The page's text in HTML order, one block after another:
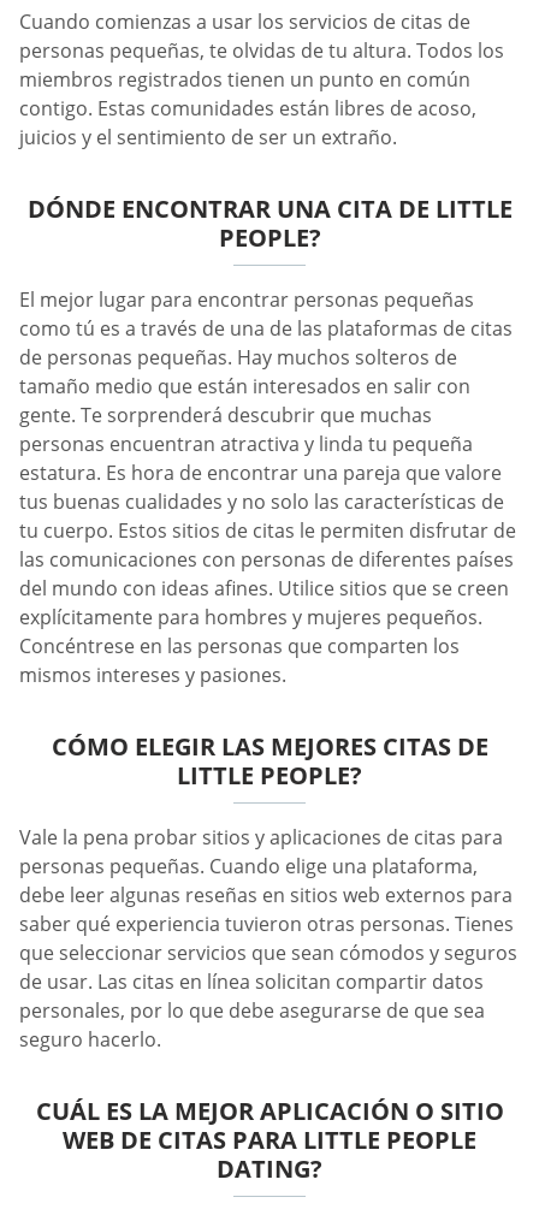
Cuando comienzas a usar los servicios de citas de
personas pequeñas, te olvidas de tu altura. Todos los
miembros registrados tienen un punto en común
contigo. Estas comunidades están libres de acoso,
juicios y el sentimiento de ser un extraño.
DÓNDE ENCONTRAR UNA CITA DE LITTLE
PEOPLE?
El mejor lugar para encontrar personas pequeñas
como tú es a través de una de las plataformas de citas
de personas pequeñas. Hay muchos solteros de
tamaño medio que están interesados en salir con
gente. Te sorprenderá descubrir que muchas
personas encuentran atractiva y linda tu pequeña
estatura. Es hora de encontrar una pareja que valore
tus buenas cualidades y no solo las características de
tu cuerpo. Estos sitios de citas le permiten disfrutar de
las comunicaciones con personas de diferentes países
del mundo con ideas afines. Utilice sitios que se creen
explícitamente para hombres y mujeres pequeños.
Concéntrese en las personas que comparten los
mismos intereses y pasiones.
CÓMO ELEGIR LAS MEJORES CITAS DE
LITTLE PEOPLE?
Vale la pena probar sitios y aplicaciones de citas para
personas pequeñas. Cuando elige una plataforma,
debe leer algunas reseñas en sitios web externos para
saber qué experiencia tuvieron otras personas. Tienes
que seleccionar servicios que sean cómodos y seguros
de usar. Las citas en línea solicitan compartir datos
personales, por lo que debe asegurarse de que sea
seguro hacerlo.
CUÁL ES LA MEJOR APLICACIÓN O SITIO
WEB DE CITAS PARA LITTLE PEOPLE
DATING?